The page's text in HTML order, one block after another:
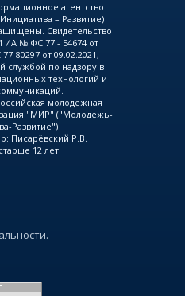
агентство
– Развитие)
Свидетельство
ИА № ФС 77 - 54674 от
80297 от 09.02.2021,
службой по надзору в
технологий и
молодежная
"МИР" ("Молодежь-
Развитие")
Писарёвский Р.В.
12 лет.